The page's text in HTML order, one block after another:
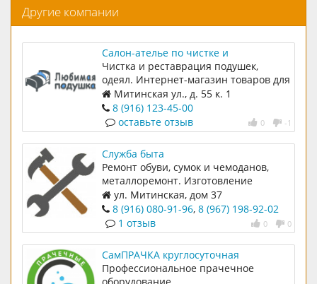
Другие компании
Салон-ателье по чистке и
реставрации подушек и одеял
Любимая подушка
Чистка и реставрация подушек,
одеял. Интернет-магазин товаров для
сна и отдыха.
Митинская ул., д. 55 к. 1
8 (916) 123-45-00
0 -1
оставьте отзыв
Служба быта
Ремонт обуви, сумок и чемоданов,
металлоремонт. Изготовление
ключей, ремонт замков и зонтов.
Заточка ножей и ножниц,
инстрментов и многое другое.
ул. Митинская, дом 37
8 (916) 080-91-96, 8 (967) 198-92-02
0 0
1 отзыв
СамПРАЧКА круглосуточная
прачечная самообслуживания
Профессиональное прачечное